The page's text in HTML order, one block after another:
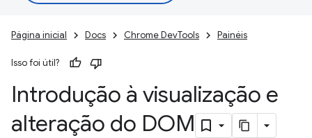
Página inicial Docs Chrome DevTools Painéis
Isso foi útil?
Introdução à visualização e
alteração do DOM